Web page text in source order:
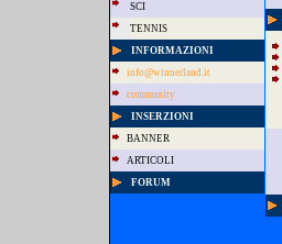
SCI
TENNIS
INFORMAZIONI
info@winnerland.it
community
INSERZIONI
BANNER
ARTICOLI
FORUM